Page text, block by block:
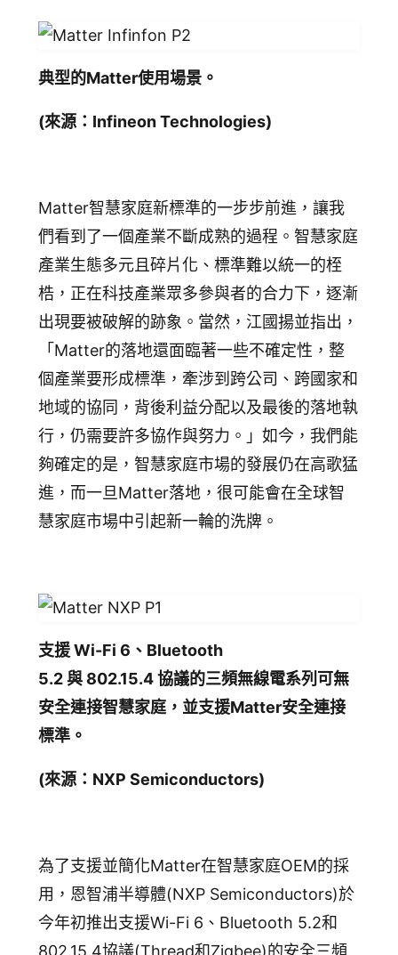
典型的Matter使用場景。
(來源：Infineon Technologies)
Matter智慧家庭新標準的一步步前進，讓我
們看到了一個產業不斷成熟的過程。智慧家庭
產業生態多元且碎片化、標準難以統一的桎
梏，正在科技產業眾多參與者的合力下，逐漸
出現要被破解的跡象。當然，江國揚並指出，
「Matter的落地還面臨著一些不確定性，整
個產業要形成標準，牽涉到跨公司、跨國家和
地域的協同，背後利益分配以及最後的落地執
行，仍需要許多協作與努力。」如今，我們能
夠確定的是，智慧家庭市場的發展仍在高歌猛
進，而一旦Matter落地，很可能會在全球智
慧家庭市場中引起新一輪的洗牌。
支援 Wi-Fi 6、Bluetooth
5.2 與 802.15.4 協議的三頻無線電系列可無
安全連接智慧家庭，並支援Matter安全連接
標準。
(來源：NXP Semiconductors)
為了支援並簡化Matter在智慧家庭OEM的採
用，恩智浦半導體(NXP Semiconductors)於
今年初推出支援Wi-Fi 6、Bluetooth 5.2和
802.15.4協議(Thread和Zigbee)的安全三頻